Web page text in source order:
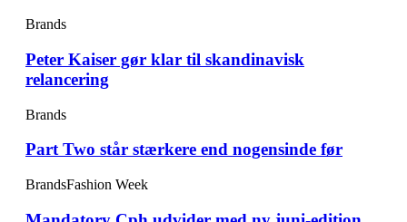
Brands
Peter Kaiser gør klar til skandinavisk
relancering
Brands
Part Two står stærkere end nogensinde før
BrandsFashion Week